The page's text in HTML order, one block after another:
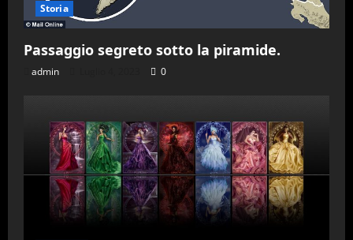
Storia
Passaggio segreto sotto la piramide.
admin 0